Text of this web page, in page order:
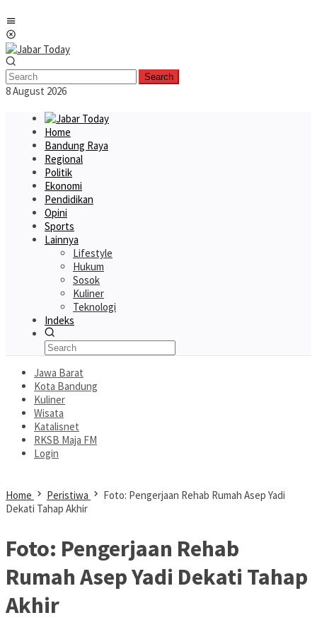
to
content
Search
8 August 2026
Home
Bandung Raya
Regional
Politik
Ekonomi
Pendidikan
Opini
Sports
Lainnya
Lifestyle
Hukum
Sosok
Kuliner
Teknologi
Indeks
Jawa Barat
Kota Bandung
Kuliner
Wisata
Katalisnet
RKSB Maja FM
Login
Home Peristiwa
Foto: Pengerjaan Rehab Rumah Asep Yadi
Dekati Tahap Akhir
Foto: Pengerjaan Rehab
Rumah Asep Yadi Dekati Tahap
Akhir